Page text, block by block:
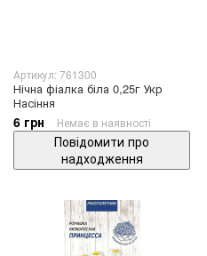
Артикул: 761300
Нічна фіалка біла 0,25г Укр
Насіння
6 грн Немає в наявності
Повідомити про
надходження